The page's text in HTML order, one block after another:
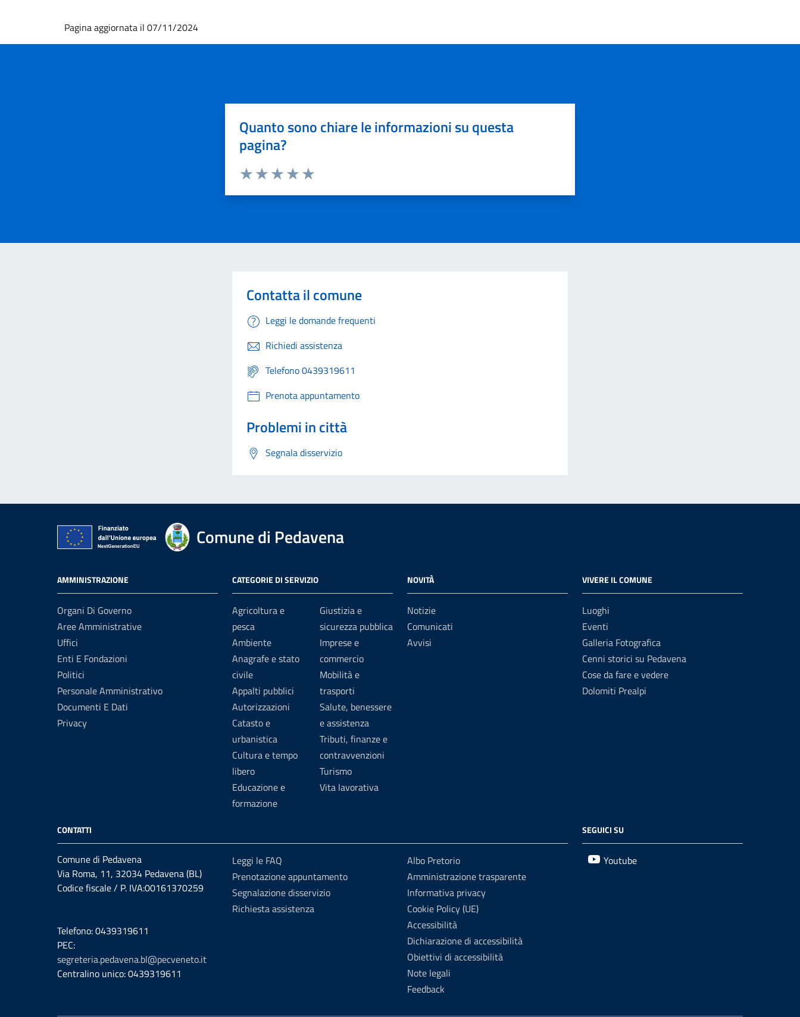
Pagina aggiornata il 07/11/2024
Quanto sono chiare le informazioni su questa
pagina?
Contatta il comune
Leggi le domande frequenti
Richiedi assistenza
Telefono 0439319611
Prenota appuntamento
Problemi in città
Segnala disservizio
Comune di Pedavena
AMMINISTRAZIONE
Organi Di Governo
Aree Amministrative
Uffici
Enti E Fondazioni
Politici
Personale Amministrativo
Documenti E Dati
Privacy
CATEGORIE DI SERVIZIO
Agricoltura e
pesca
Ambiente
Anagrafe e stato
civile
Appalti pubblici
Autorizzazioni
Catasto e
urbanistica
Cultura e tempo
libero
Educazione e
formazione
Giustizia e
sicurezza pubblica
Imprese e
commercio
Mobilità e
trasporti
Salute, benessere
e assistenza
Tributi, finanze e
contravvenzioni
Turismo
Vita lavorativa
NOVITÀ
Notizie
Comunicati
Avvisi
VIVERE IL COMUNE
Luoghi
Eventi
Galleria Fotografica
Cenni storici su Pedavena
Cose da fare e vedere
Dolomiti Prealpi
CONTATTI
Comune di Pedavena
Via Roma, 11, 32034 Pedavena (BL)
Codice fiscale / P. IVA:00161370259
Telefono: 0439319611
PEC:
segreteria.pedavena.bl@pecveneto.it
Centralino unico: 0439319611
Leggi le FAQ
Prenotazione appuntamento
Segnalazione disservizio
Richiesta assistenza
Albo Pretorio
Amministrazione trasparente
Informativa privacy
Cookie Policy (UE)
Accessibilità
Dichiarazione di accessibilità
Obiettivi di accessibilità
Note legali
Feedback
SEGUICI SU
Youtube